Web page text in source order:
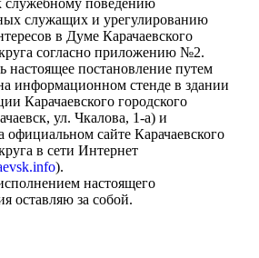
служебному поведению
служащих и урегулированию
в Думе Карачаевского
согласно приложению №2.
настоящее постановление путем
информационном стенде в здании
Карачаевского городского
ул. Чкалова, 1-а) и
официальном сайте Карачаевского
в сети Интернет
).
настоящего
оставляю за собой.
Туризм